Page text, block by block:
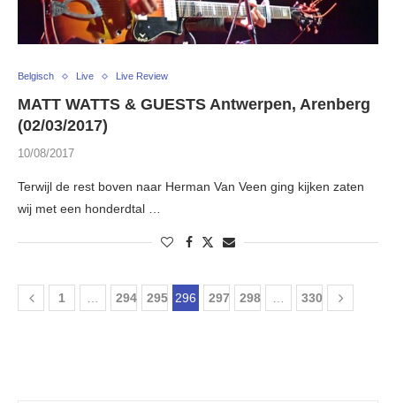
Belgisch Live Live Review
MATT WATTS & GUESTS Antwerpen, Arenberg
(02/03/2017)
10/08/2017
Terwijl de rest boven naar Herman Van Veen ging kijken zaten
wij met een honderdtal …
1 … 294 295 296 297 298 … 330